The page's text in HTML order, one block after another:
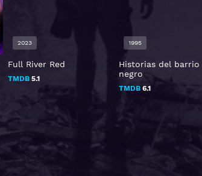
Full River Red
TMDB5.1
2023
Historias del barrio
negro
TMDB 6.1
1995